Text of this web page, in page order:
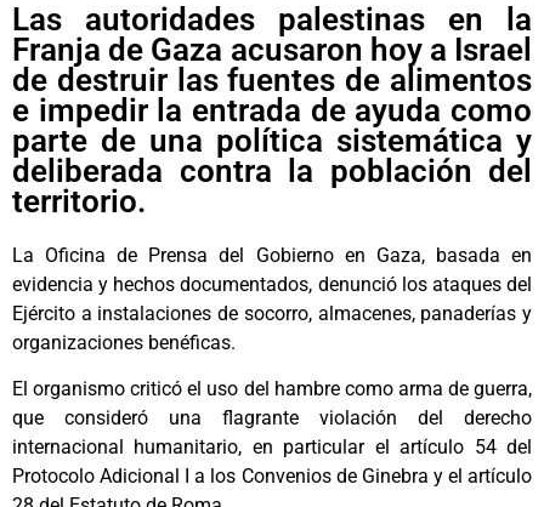
Las autoridades palestinas en la
Franja de Gaza acusaron hoy a Israel
de destruir las fuentes de alimentos
e impedir la entrada de ayuda como
parte de una política sistemática y
deliberada contra la población del
territorio.
La Oficina de Prensa del Gobierno en Gaza, basada en
evidencia y hechos documentados, denunció los ataques del
Ejército a instalaciones de socorro, almacenes, panaderías y
organizaciones benéficas.
El organismo criticó el uso del hambre como arma de guerra,
que consideró una flagrante violación del derecho
internacional humanitario, en particular el artículo 54 del
Protocolo Adicional I a los Convenios de Ginebra y el artículo